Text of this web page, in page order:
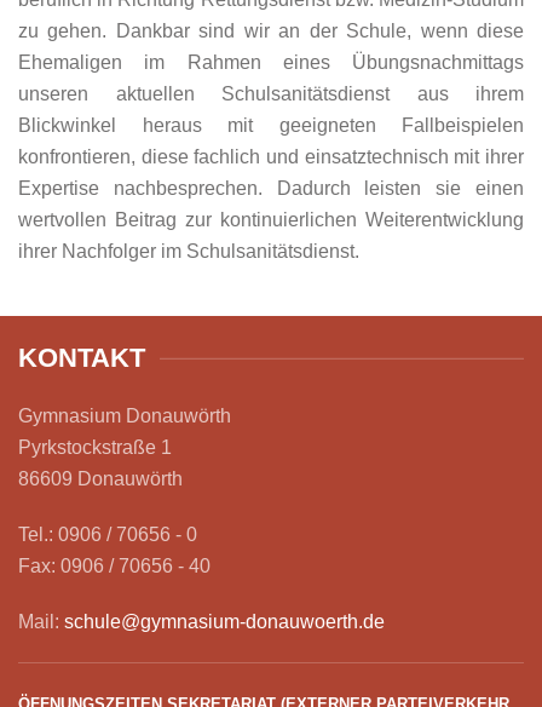
zu gehen. Dankbar sind wir an der Schule, wenn diese
Ehemaligen im Rahmen eines Übungsnachmittags
unseren aktuellen Schulsanitätsdienst aus ihrem
Blickwinkel heraus mit geeigneten Fallbeispielen
konfrontieren, diese fachlich und einsatztechnisch mit ihrer
Expertise nachbesprechen. Dadurch leisten sie einen
wertvollen Beitrag zur kontinuierlichen Weiterentwicklung
ihrer Nachfolger im Schulsanitätsdienst.
KONTAKT
Gymnasium Donauwörth
Pyrkstockstraße 1
86609 Donauwörth
Tel.: 0906 / 70656 - 0
Fax: 0906 / 70656 - 40
Mail: schule@gymnasium-donauwoerth.de